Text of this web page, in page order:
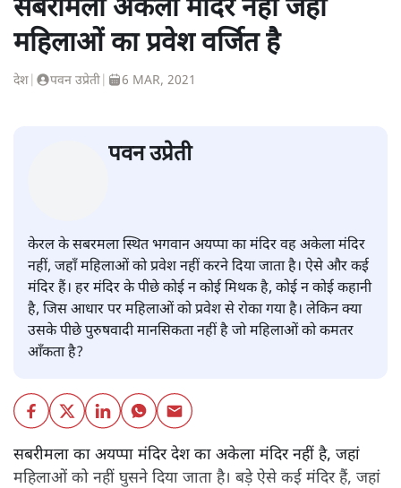
सबरीमला अकेला मंदिर नहीं जहां
महिलाओं का प्रवेश वर्जित है
देश पवन उप्रेती 6 MAR, 2021
केरल के सबरमला स्थित भगवान अयप्पा का मंदिर वह अकेला मंदिर
नहीं, जहाँ महिलाओं को प्रवेश नहीं करने दिया जाता है। ऐसे और कई